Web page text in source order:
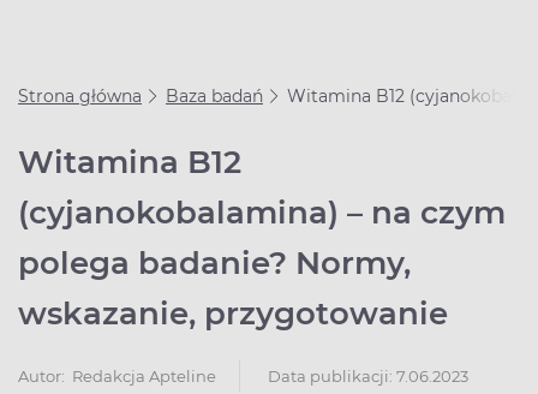
Strona główna Baza badań Witamina B12
Witamina B12
(cyjanokobalamina) – na czym
polega badanie? Normy,
wskazanie, przygotowanie
Autor: Redakcja Apteline Data publikacji: 7.06.2023